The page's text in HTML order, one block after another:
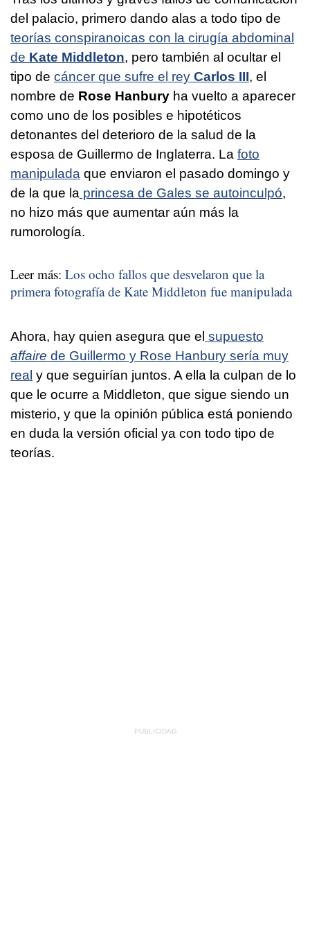
del palacio, primero dando alas a todo tipo de
teorías conspiranoicas con la cirugía abdominal
de Kate Middleton, pero también al ocultar el
tipo de cáncer que sufre el rey Carlos III, el
nombre de Rose Hanbury ha vuelto a aparecer
como uno de los posibles e hipotéticos
detonantes del deterioro de la salud de la
esposa de Guillermo de Inglaterra. La foto
manipulada que enviaron el pasado domingo y
de la que la princesa de Gales se autoinculpó,
no hizo más que aumentar aún más la
rumorología.
Leer más: Los ocho fallos que desvelaron que la
primera fotografía de Kate Middleton fue manipulada
Ahora, hay quien asegura que el supuesto
affaire de Guillermo y Rose Hanbury sería muy
real y que seguirían juntos. A ella la culpan de lo
que le ocurre a Middleton, que sigue siendo un
misterio, y que la opinión pública está poniendo
en duda la versión oficial ya con todo tipo de
teorías.